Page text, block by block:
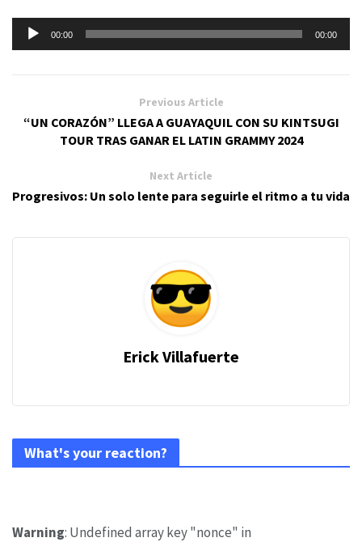
Reproductor
de
00:00 00:00
Previous Article
“UN CORAZÓN” LLEGA A GUAYAQUIL CON SU KINTSUGI
TOUR TRAS GANAR EL LATIN GRAMMY 2024
Next Article
Progresivos: Un solo lente para seguirle el ritmo a tu vida
Erick Villafuerte
What's your reaction?
Warning: Undefined array key "nonce" in